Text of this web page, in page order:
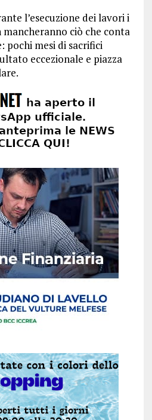
l’esecuzione dei lavori i
ciò che conta
pochi mesi di sacrifici
eccezionale e piazza